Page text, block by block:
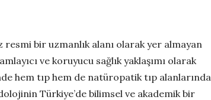
bir uzmanlık alanı olarak yer almayan
ve koruyucu sağlık yaklaşımı olarak
hem tıp hem de natüropatik tıp alanlarında
Türkiye’de bilimsel ve akademik bir